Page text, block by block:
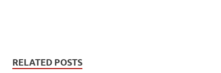
RELATED POSTS